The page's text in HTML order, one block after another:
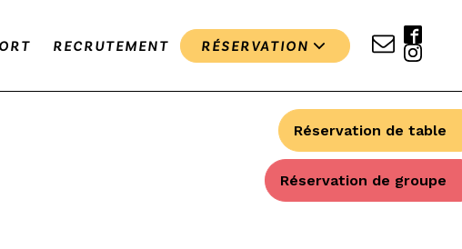
RECRUTEMENT RÉSERVATION
Réservation de table
Réservation de groupe